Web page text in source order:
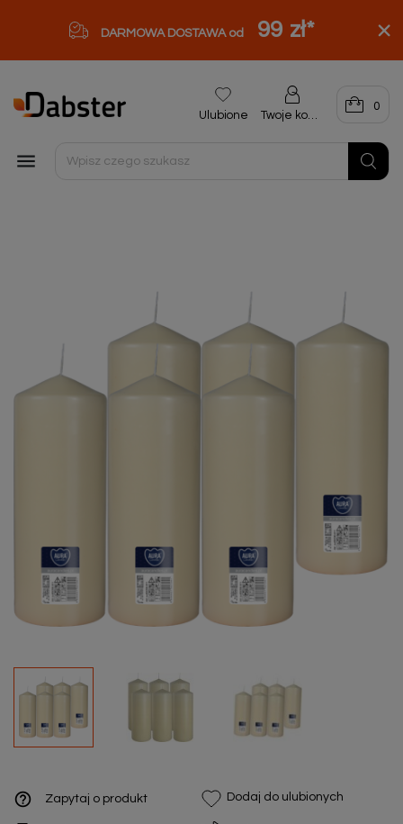
DARMOWA DOSTAWA od 99 zł*

Ulubione Twoje konto
0
help_outline Zapytaj o produkt Dodaj do ulubionych